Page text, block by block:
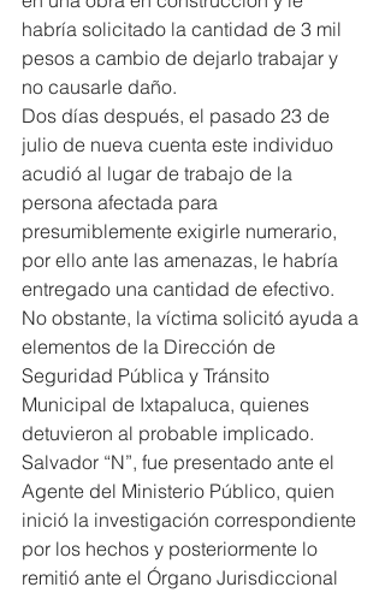
habría solicitado la cantidad de 3 mil
pesos a cambio de dejarlo trabajar y
no causarle daño.
Dos días después, el pasado 23 de
julio de nueva cuenta este individuo
acudió al lugar de trabajo de la
persona afectada para
presumiblemente exigirle numerario,
por ello ante las amenazas, le habría
entregado una cantidad de efectivo.
No obstante, la víctima solicitó ayuda a
elementos de la Dirección de
Seguridad Pública y Tránsito
Municipal de Ixtapaluca, quienes
detuvieron al probable implicado.
Salvador “N”, fue presentado ante el
Agente del Ministerio Público, quien
inició la investigación correspondiente
por los hechos y posteriormente lo
remitió ante el Órgano Jurisdiccional